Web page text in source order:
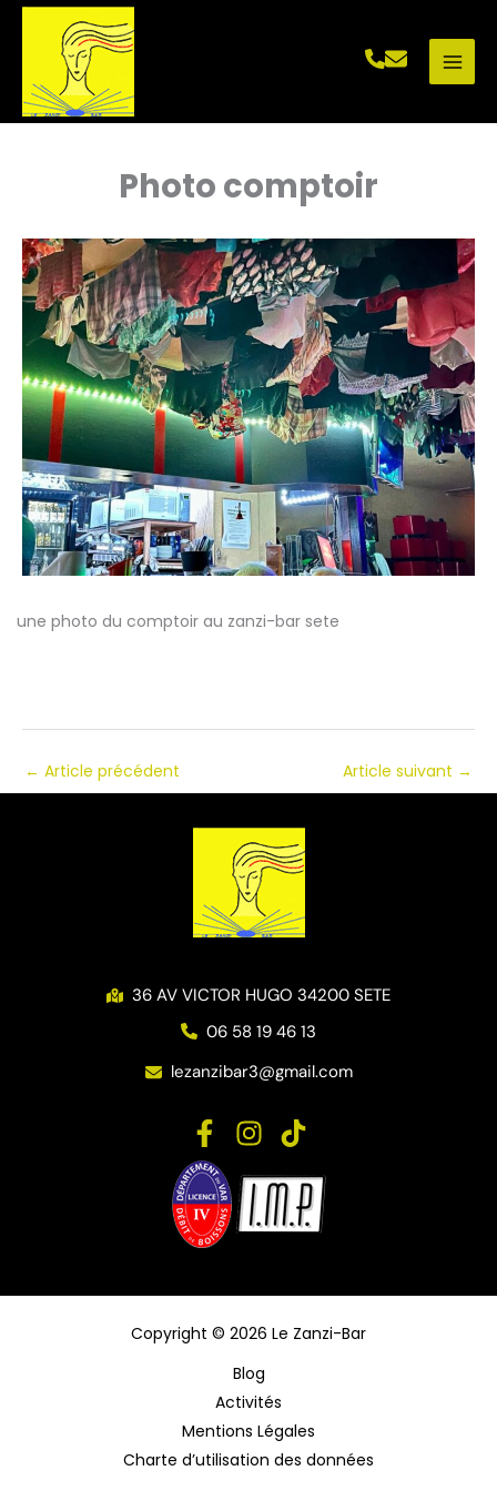
Aller
Photo comptoir
une photo du comptoir au zanzi-bar sete
← Article précédent Article suivant →
36 AV VICTOR HUGO 34200 SETE
06 58 19 46 13
lezanzibar3@gmail.com
Copyright © 2026 Le Zanzi-Bar
Blog
Activités
Mentions Légales
Charte d’utilisation des données